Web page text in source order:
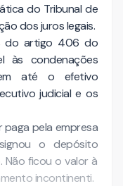
do Tribunal de
dos juros legais.
do artigo 406 do
às condenações
até o efetivo
judicial e os
pela empresa
o depósito
Não ficou o valor à
incontinenti.